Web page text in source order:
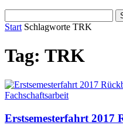
Start Schlagworte TRK
Tag: TRK
Fachschaftsarbeit
Erstsemesterfahrt 2017